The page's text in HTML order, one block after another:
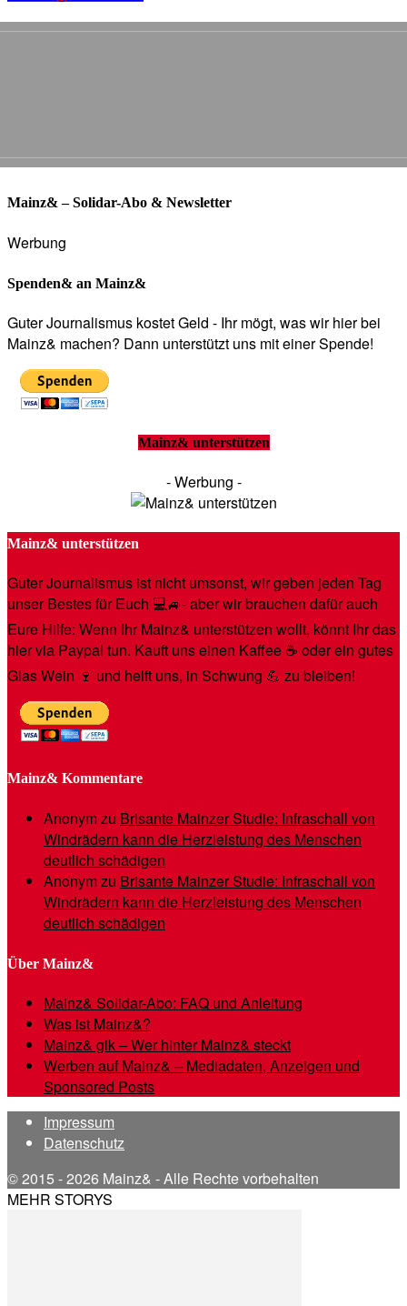
Mainz& – Solidar-Abo & Newsletter
Werbung
Spenden& an Mainz&
Guter Journalismus kostet Geld - Ihr mögt, was wir hier bei
Mainz& machen? Dann unterstützt uns mit einer Spende!
Mainz& unterstützen
- Werbung -
Mainz& unterstützen
Guter Journalismus ist nicht umsonst, wir geben jeden Tag
unser Bestes für Euch 💻🚙- aber wir brauchen dafür auch
Eure Hilfe: Wenn Ihr Mainz& unterstützen wollt, könnt Ihr das
hier via Paypal tun. Kauft uns einen Kaffee ☕️ oder ein gutes
Glas Wein 🍷 und helft uns, in Schwung 💪 zu bleiben!
Mainz& Kommentare
Anonymzu Brisante Mainzer Studie: Infraschall von
Windrädern kann die Herzleistung des Menschen
deutlich schädigen
Anonymzu Brisante Mainzer Studie: Infraschall von
Windrädern kann die Herzleistung des Menschen
deutlich schädigen
Über Mainz&
Mainz& Solidar-Abo: FAQ und Anleitung
Was ist Mainz&?
Mainz& gik – Wer hinter Mainz& steckt
Werben auf Mainz& – Mediadaten, Anzeigen und
Sponsored Posts
Impressum
Datenschutz
© 2015 - 2026 Mainz& - Alle Rechte vorbehalten
MEHR STORYS